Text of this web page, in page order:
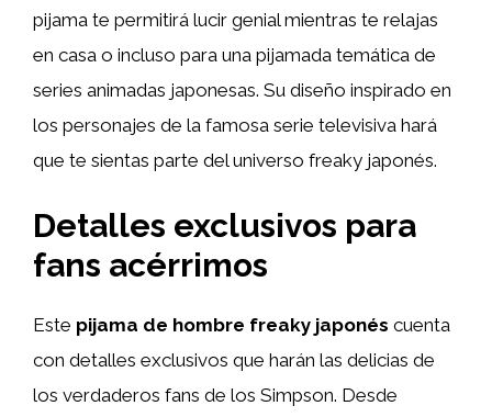
pijama te permitirá lucir genial mientras te relajas
en casa o incluso para una pijamada temática de
series animadas japonesas. Su diseño inspirado en
los personajes de la famosa serie televisiva hará
que te sientas parte del universo freaky japonés.
Detalles exclusivos para
fans acérrimos
Este pijama de hombre freaky japonés cuenta
con detalles exclusivos que harán las delicias de
los verdaderos fans de los Simpson. Desde